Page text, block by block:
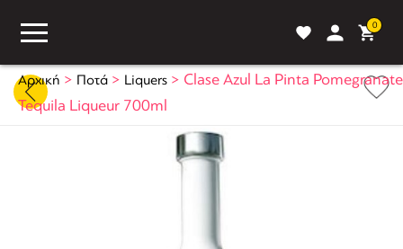
0
ΣΥΓΚΡΙΣΗ
Αρχική > Ποτά > Liquers > Clase Azul La Pinta Pomegranate
Tequila Liqueur 700ml